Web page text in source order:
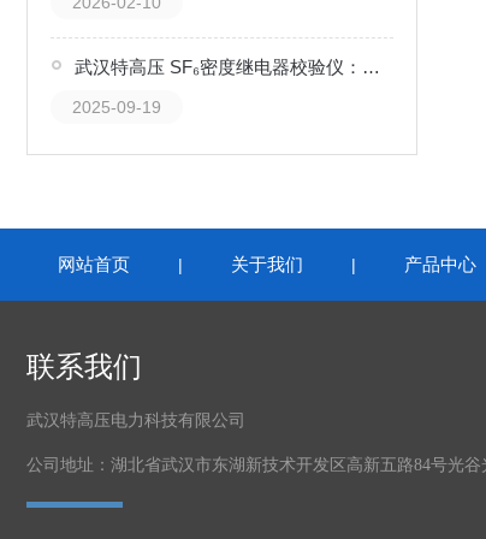
武汉特高压 SF₆密度继电器校验仪：气体设备的 “安全校准官”
2025-09-19
网站首页 | 关于我们 | 产品中心
联系我们
武汉特高压电力科技有限公司
公司地址：湖北省武汉市东湖新技术开发区高新五路84号光